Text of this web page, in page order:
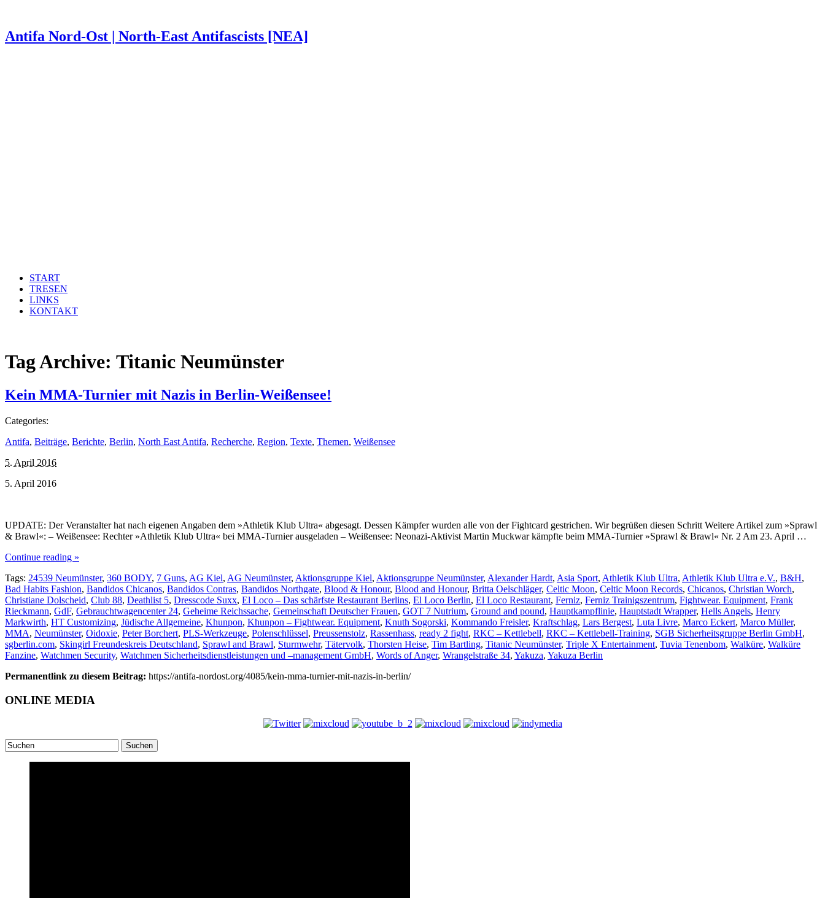
Antifa Nord-Ost | North-East Antifascists [NEA]
START
TRESEN
LINKS
KONTAKT
Tag Archive: Titanic Neumünster
Kein MMA-Turnier mit Nazis in Berlin-Weißensee!
Categories:
Antifa, Beiträge, Berichte, Berlin, North East Antifa, Recherche, Region, Texte, Themen, Weißensee
5. April 2016
5. April 2016
UPDATE: Der Veranstalter hat nach eigenen Angaben dem »Athletik Klub Ultra« abgesagt. Dessen Kämpfer wurden alle von der Fightcard gestrichen. Wir begrüßen diesen Schritt Weitere Artikel zum »Sprawl
& Brawl«: – Weißensee: Rechter »Athletik Klub Ultra« bei MMA-Turnier ausgeladen – Weißensee: Neonazi-Aktivist Martin Muckwar kämpfte beim MMA-Turnier »Sprawl & Brawl« Nr. 2 Am 23. April …
Continue reading »
Tags: 24539 Neumünster, 360 BODY, 7 Guns, AG Kiel, AG Neumünster, Aktionsgruppe Kiel, Aktionsgruppe Neumünster, Alexander Hardt, Asia Sport, Athletik Klub Ultra, Athletik Klub Ultra e.V., B&H,
Bad Habits Fashion, Bandidos Chicanos, Bandidos Contras, Bandidos Northgate, Blood & Honour, Blood and Honour, Britta Oelschläger, Celtic Moon, Celtic Moon Records, Chicanos, Christian Worch,
Christiane Dolscheid, Club 88, Deathlist 5, Dresscode Suxx, El Loco – Das schärfste Restaurant Berlins, El Loco Berlin, El Loco Restaurant, Ferniz, Ferniz Trainigszentrum, Fightwear. Equipment, Frank
Rieckmann, GdF, Gebrauchtwagencenter 24, Geheime Reichssache, Gemeinschaft Deutscher Frauen, GOT 7 Nutrium, Ground and pound, Hauptkampflinie, Hauptstadt Wrapper, Hells Angels, Henry
Markwirth, HT Customizing, Jüdische Allgemeine, Khunpon, Khunpon – Fightwear. Equipment, Knuth Sogorski, Kommando Freisler, Kraftschlag, Lars Bergest, Luta Livre, Marco Eckert, Marco Müller,
MMA, Neumünster, Oidoxie, Peter Borchert, PLS-Werkzeuge, Polenschlüssel, Preussenstolz, Rassenhass, ready 2 fight, RKC – Kettlebell, RKC – Kettlebell-Training, SGB Sicherheitsgruppe Berlin GmbH,
sgberlin.com, Skingirl Freundeskreis Deutschland, Sprawl and Brawl, Sturmwehr, Tätervolk, Thorsten Heise, Tim Bartling, Titanic Neumünster, Triple X Entertainment, Tuvia Tenenbom, Walküre, Walküre
Fanzine, Watchmen Security, Watchmen Sicherheitsdienstleistungen und –management GmbH, Words of Anger, Wrangelstraße 34, Yakuza, Yakuza Berlin
Permanentlink zu diesem Beitrag: https://antifa-nordost.org/4085/kein-mma-turnier-mit-nazis-in-berlin/
ONLINE MEDIA
Suchen